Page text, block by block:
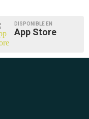
DISPONIBLE EN
App Store